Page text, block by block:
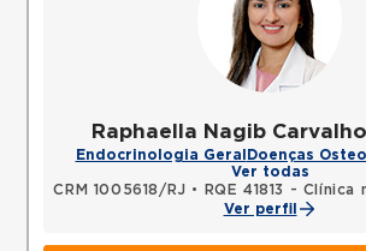
Raphaella Nagib
Endocrinologia Geral Doenças
Ver todas
CRM 1005618/RJ • RQE 41813 - Clínica
Ver perfil